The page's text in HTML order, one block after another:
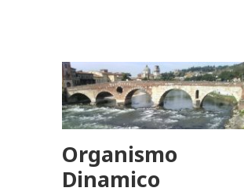
Organismo
Dinamico